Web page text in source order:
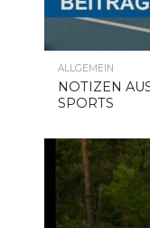
ALLGEMEIN
NOTIZEN
SPORTS